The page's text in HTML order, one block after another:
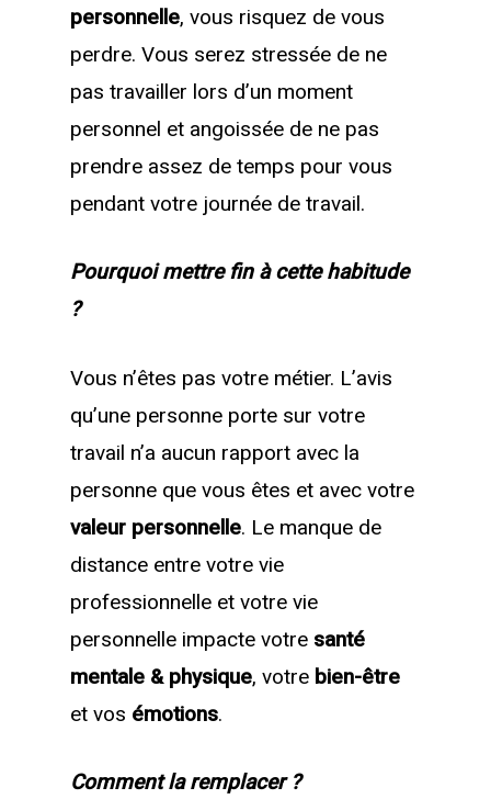
personnelle, vous risquez de vous
perdre. Vous serez stressée de ne
pas travailler lors d’un moment
personnel et angoissée de ne pas
prendre assez de temps pour vous
pendant votre journée de travail.
Pourquoi mettre fin à cette habitude
?
Vous n’êtes pas votre métier. L’avis
qu’une personne porte sur votre
travail n’a aucun rapport avec la
personne que vous êtes et avec votre
valeur personnelle. Le manque de
distance entre votre vie
professionnelle et votre vie
personnelle impacte votre santé
mentale & physique, votre bien-être
et vos émotions.
Comment la remplacer ?